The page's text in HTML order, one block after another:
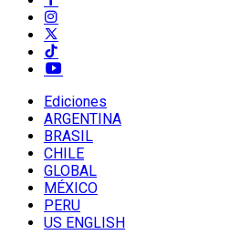
Ediciones
ARGENTINA
BRASIL
CHILE
GLOBAL
MÉXICO
PERU
US ENGLISH